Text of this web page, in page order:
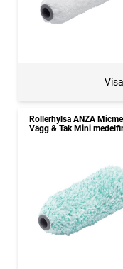
Visa
Rollerhylsa ANZA
Vägg & Tak Mini